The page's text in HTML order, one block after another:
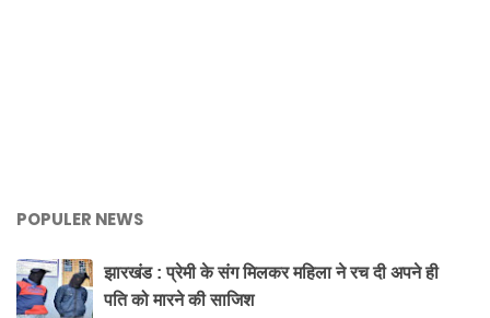
POPULER NEWS
झारखंड : प्रेमी के संग मिलकर महिला ने रच दी अपने ही
पति को मारने की साजिश